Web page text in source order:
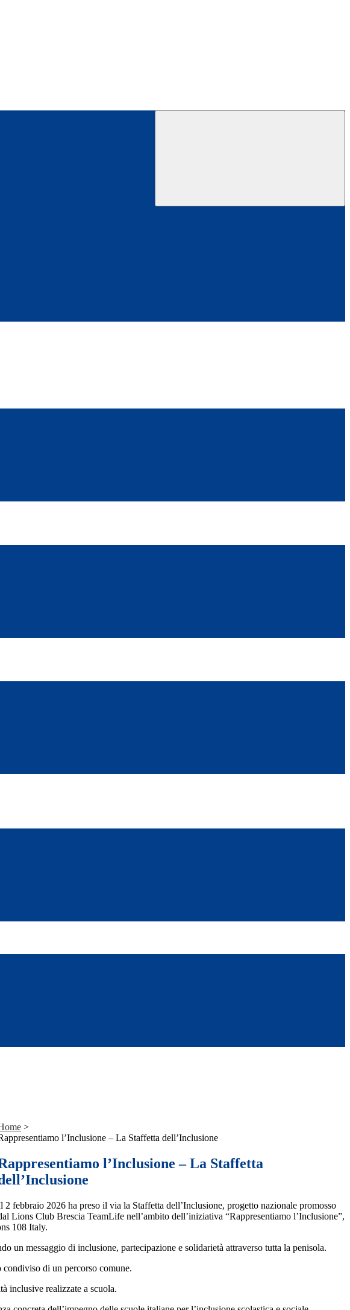
>
l’Inclusione – La Staffetta dell’Inclusione
l’Inclusione – La Staffetta
2 febbraio 2026 ha preso il via la Staffetta dell’Inclusione, progetto nazionale promosso
Lions Club Brescia TeamLife nell’ambito dell’iniziativa “Rappresentiamo l’Inclusione”,
108 Italy.
un messaggio di inclusione, partecipazione e solidarietà attraverso tutta la penisola.
di un percorso comune.
inclusive realizzate a scuola.